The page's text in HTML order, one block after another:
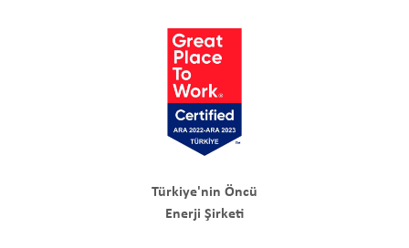
Türkiye'nin Öncü
Enerji Şirketi